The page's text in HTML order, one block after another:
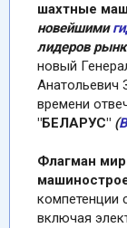
шахтные
новейшими
лидеров
новый
Анатольевич
времени
"БЕЛАРУС" (
Флагман
компетенции
включая